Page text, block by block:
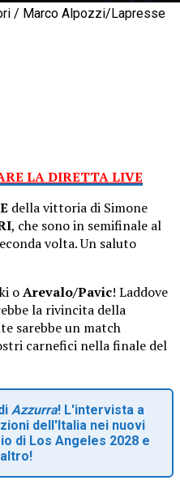
/ Marco Alpozzi/Lapresse
LA DIRETTA LIVE
della vittoria di Simone
, che sono in semifinale al
volta. Un saluto
oArevalo/Pavic! Laddove
la rivincita della
sarebbe un match
carnefici nella finale del
Azzurra! L'intervista a
dell'Italia nei nuovi
di Los Angeles 2028 e